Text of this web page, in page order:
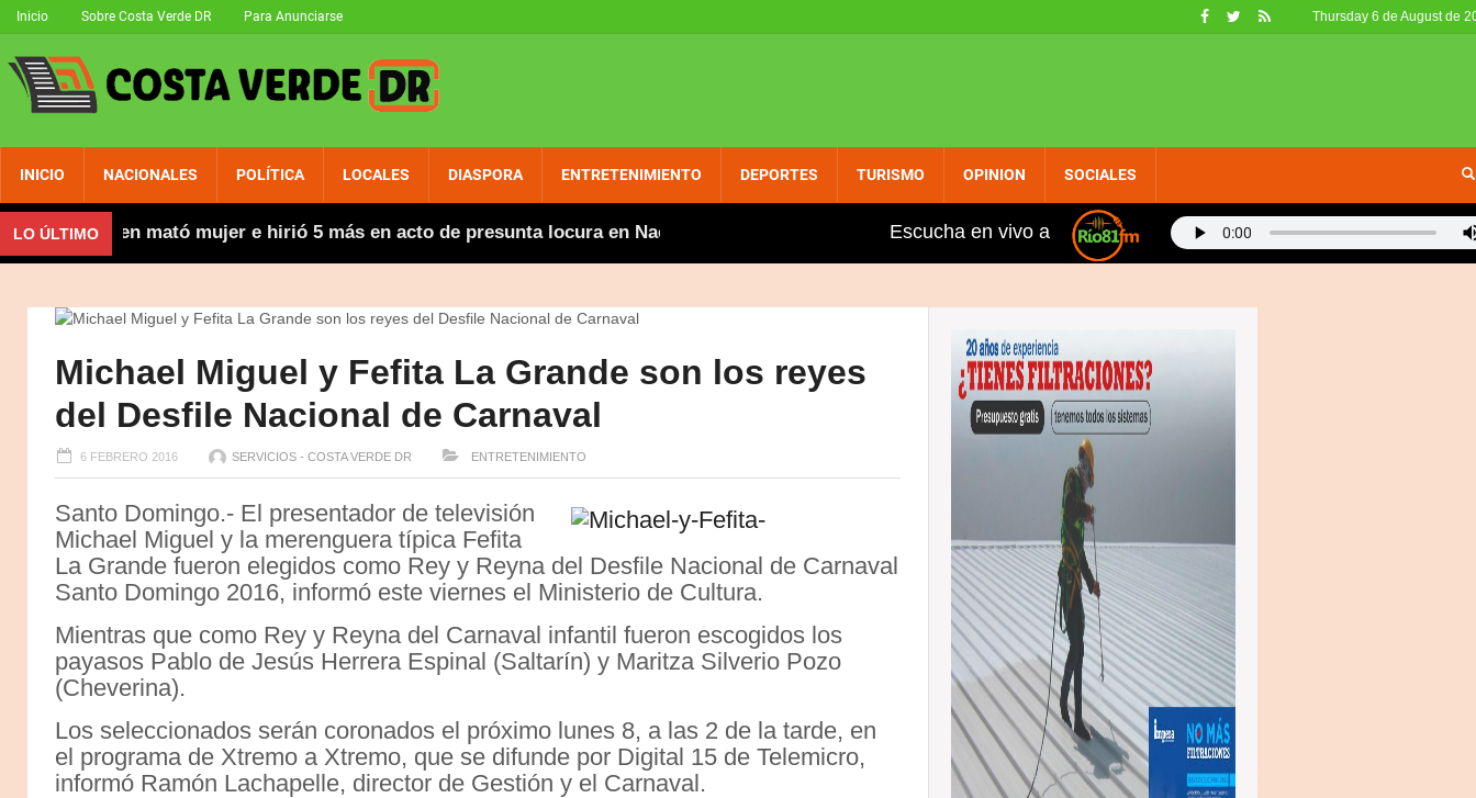
Thursday 6 de August de
Inicio Sobre Costa Verde DR Para Anunciarse
INICIO NACIONALES POLÍTICA LOCALES DIASPORA ENTRETENIMIENTO DEPORTES TURISMO OPINION SOCIALES
LO ÚLTIMO
a joven mató mujer e hirió 5 más en acto de presunta locura en Naco UASD Centro Nagua y Ministerio de la Juventud coordinan Feria de Emprendimiento y
Escucha en vivo a
Michael Miguel y Fefita La Grande son los reyes
del Desfile Nacional de Carnaval
6 FEBRERO 2016 SERVICIOS - COSTA VERDE DR ENTRETENIMIENTO
Santo Domingo.- El presentador de televisión
Michael Miguel y la merenguera típica Fefita
La Grande fueron elegidos como Rey y Reyna del Desfile Nacional de Carnaval
Santo Domingo 2016, informó este viernes el Ministerio de Cultura.
Mientras que como Rey y Reyna del Carnaval infantil fueron escogidos los
payasos Pablo de Jesús Herrera Espinal (Saltarín) y Maritza Silverio Pozo
(Cheverina).
Los seleccionados serán coronados el próximo lunes 8, a las 2 de la tarde, en
el programa de Xtremo a Xtremo, que se difunde por Digital 15 de Telemicro,
informó Ramón Lachapelle, director de Gestión y el Carnaval.